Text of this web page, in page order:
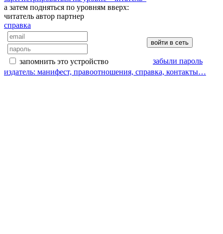
а затем подняться по уровням вверх:
читатель автор партнер
справка
запомнить это устройство
забыли пароль
издатель: манифест, правоотношения, справка, контакты…